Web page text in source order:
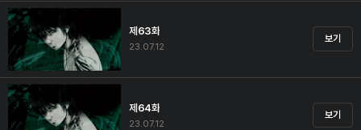
제63화
23.07.12
보기
제64화
23.07.12
보기